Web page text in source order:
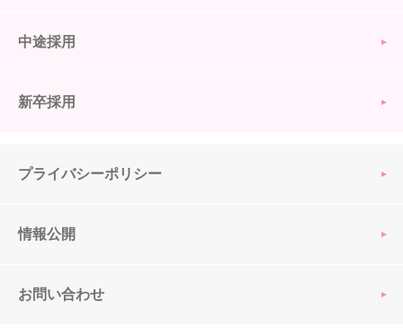
中途採用
新卒採用
プライバシーポリシー
情報公開
お問い合わせ